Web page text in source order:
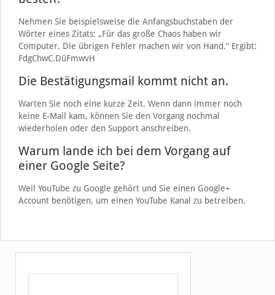
Nehmen Sie beispielsweise die Anfangsbuchstaben der
Wörter eines Zitats: „Für das große Chaos haben wir
Computer. Die übrigen Fehler machen wir von Hand.“ Ergibt:
FdgChwC.DüFmwvH
Die Bestätigungsmail kommt nicht an.
Warten Sie noch eine kurze Zeit. Wenn dann immer noch
keine E-Mail kam, können Sie den Vorgang nochmal
wiederholen oder den Support anschreiben.
Warum lande ich bei dem Vorgang auf
einer Google Seite?
Weil YouTube zu Google gehört und Sie einen Google+
Account benötigen, um einen YouTube Kanal zu betreiben.